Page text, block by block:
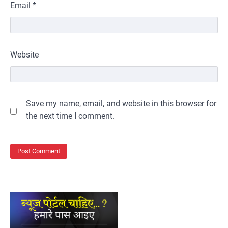
Email *
Website
Save my name, email, and website in this browser for
the next time I comment.